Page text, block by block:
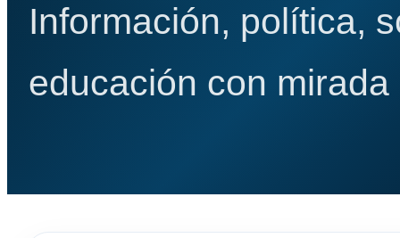
Información, política,
educación con